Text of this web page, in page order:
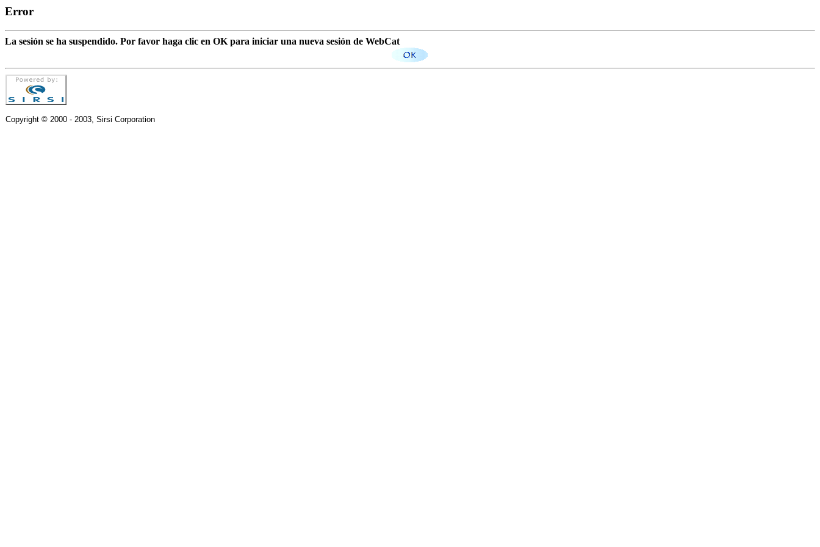
Error
La sesión se ha suspendido. Por favor haga clic en OK para iniciar una nueva sesión de WebCat
Copyright © 2000 - 2003, Sirsi Corporation